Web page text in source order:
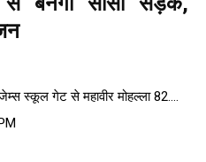
स्कूल गेट से महावीर मोहल्ला 82....